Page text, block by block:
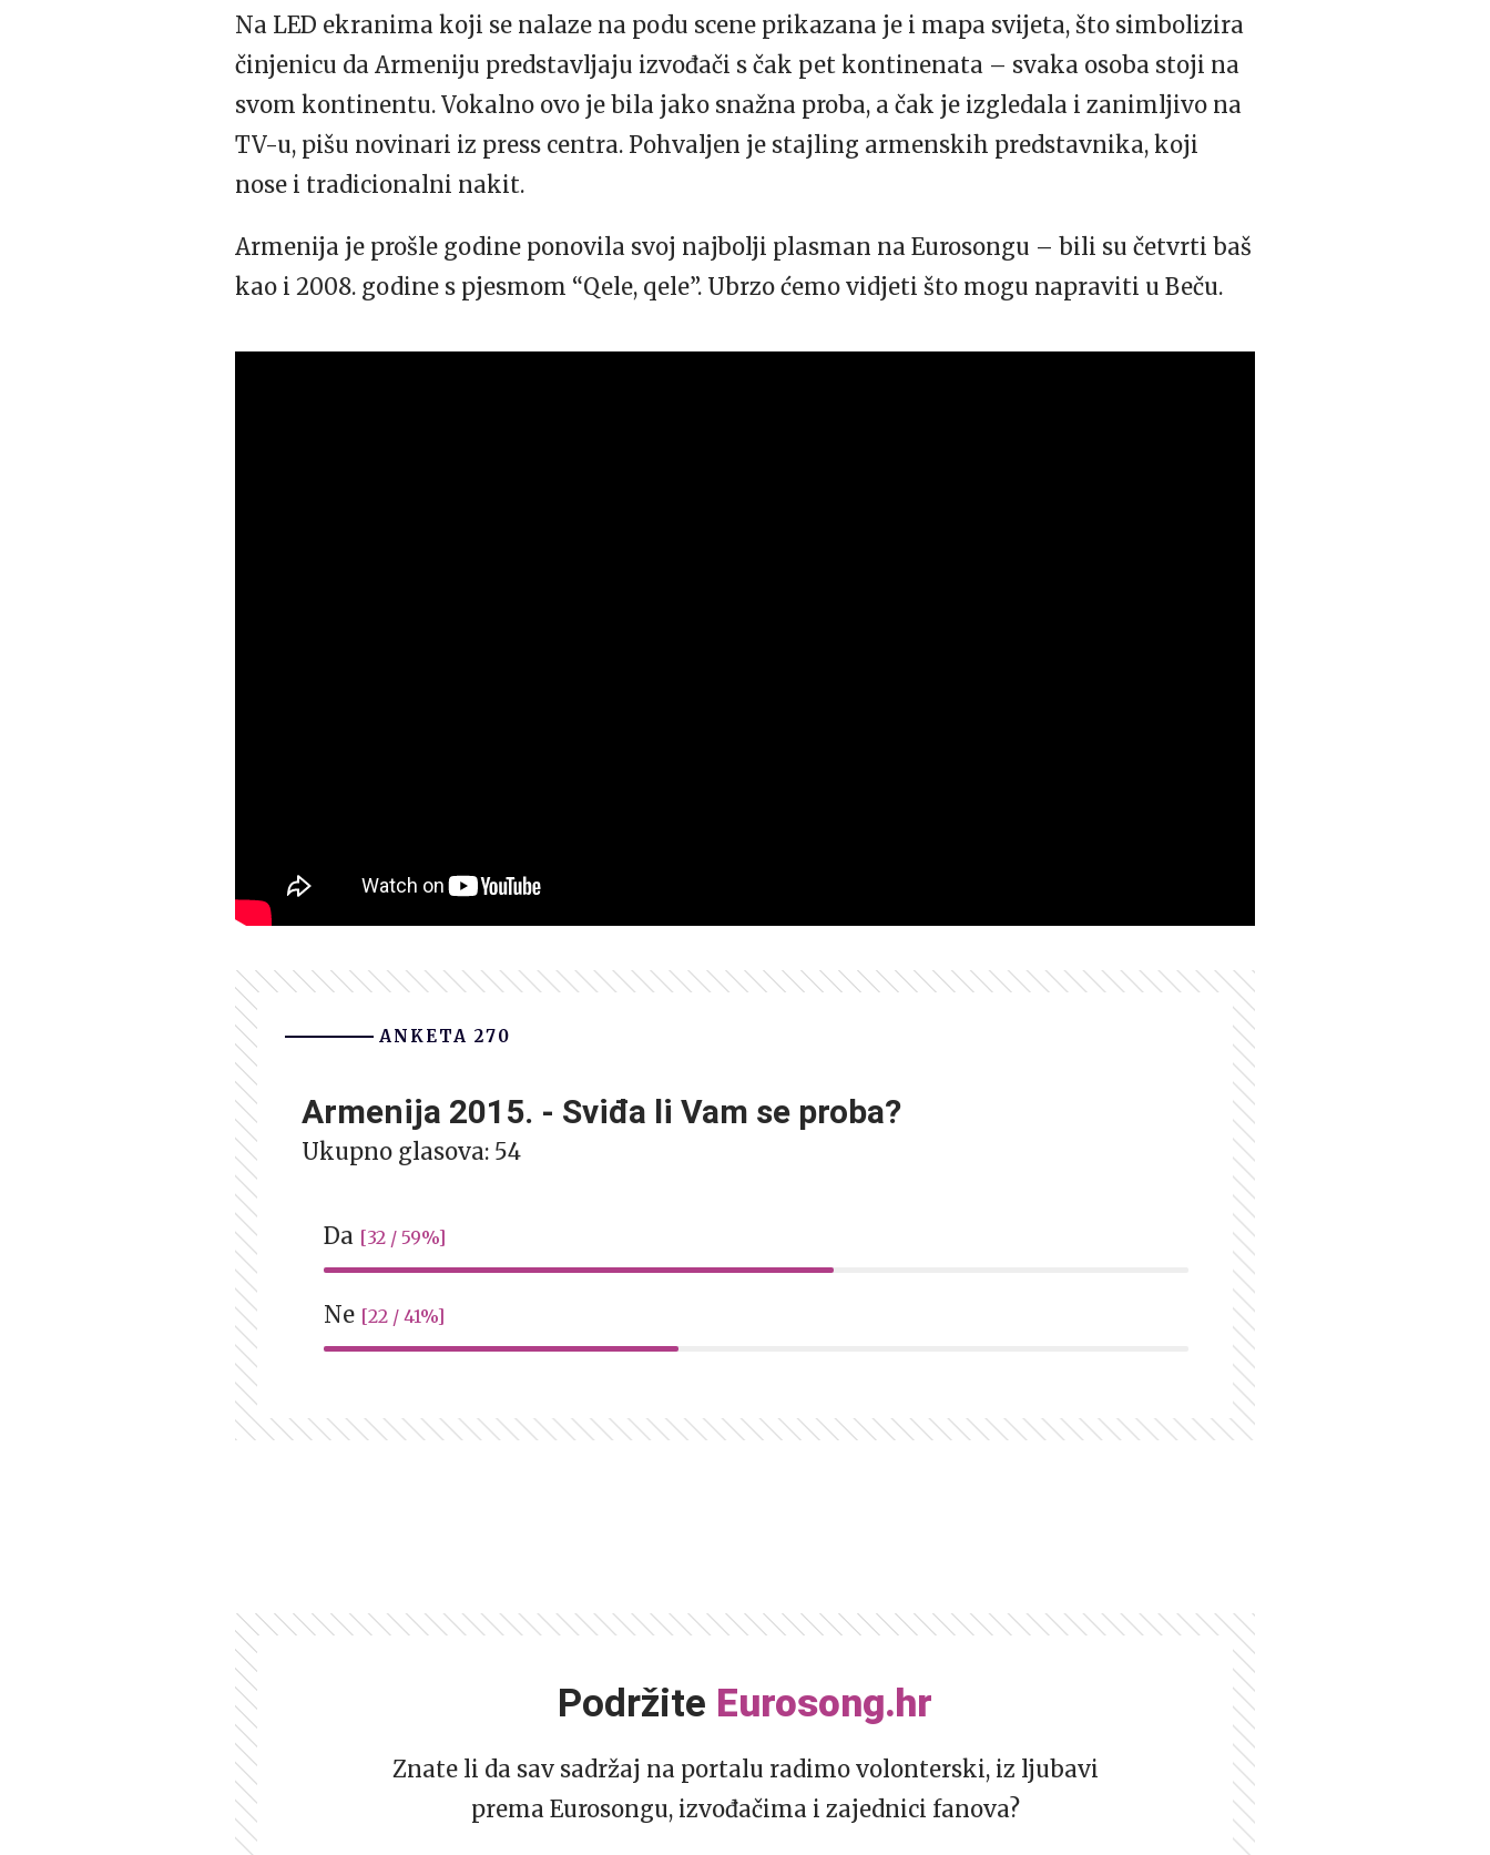
Na LED ekranima koji se nalaze na podu scene prikazana je i mapa svijeta, što simbolizira
činjenicu da Armeniju predstavljaju izvođači s čak pet kontinenata – svaka osoba stoji na
svom kontinentu. Vokalno ovo je bila jako snažna proba, a čak je izgledala i zanimljivo na
TV-u, pišu novinari iz press centra. Pohvaljen je stajling armenskih predstavnika, koji
nose i tradicionalni nakit.
Armenija je prošle godine ponovila svoj najbolji plasman na Eurosongu – bili su četvrti baš
kao i 2008. godine s pjesmom “Qele, qele”. Ubrzo ćemo vidjeti što mogu napraviti u Beču.
ANKETA 270
Armenija 2015. - Sviđa li Vam se proba?
Ukupno glasova: 54
Da [32 / 59%]
Ne [22 / 41%]
Podržite Eurosong.hr
Znate li da sav sadržaj na portalu radimo volonterski, iz ljubavi
prema Eurosongu, izvođačima i zajednici fanova?